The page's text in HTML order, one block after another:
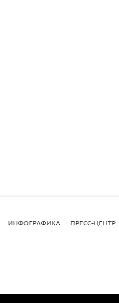
ИНФОГРАФИКА ПРЕСС-ЦЕНТР